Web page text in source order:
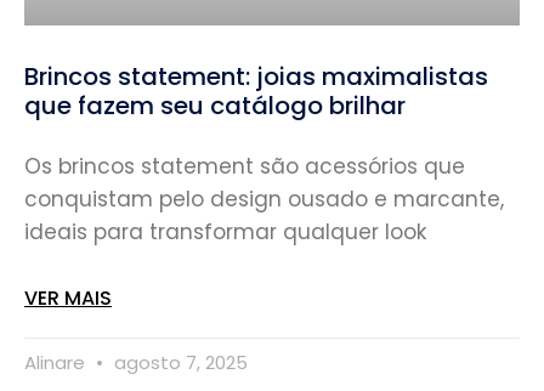
Brincos statement: joias maximalistas
que fazem seu catálogo brilhar
Os brincos statement são acessórios que
conquistam pelo design ousado e marcante,
ideais para transformar qualquer look
VER MAIS
Alinare agosto 7, 2025